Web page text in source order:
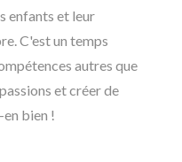
enfants et leur
C'est un temps
autres que
et créer de
bien !